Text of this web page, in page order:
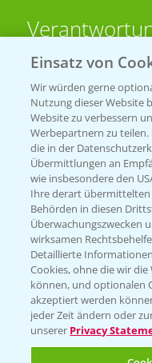
Sammelstellen
PRE -
Sammelstellen
Kontakt &
Beratung
T.+49
KONTAKT
Einsatz von
Wir würden gerne
Nutzung dieser Website
Website zu verbessern
Werbepartnern zu
die in der
Übermittlungen an
wie insbesondere den
Ihre derart
Behörden in diesen
Überwachungszwecken
wirksamen
Detaillierte
Cookies, ohne die wir
können, und optionalen
akzeptiert werden
jeder Zeit ändern oder
unserer Privacy